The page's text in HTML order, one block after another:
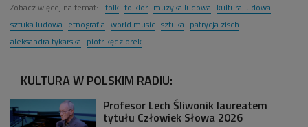
Zobacz więcej na temat: folk folklor muzyka ludowa kultura ludowa
sztuka ludowa etnografia world music sztuka patrycja zisch
aleksandra tykarska piotr kędziorek
KULTURA W POLSKIM RADIU:
Profesor Lech Śliwonik laureatem
tytułu Człowiek Słowa 2026